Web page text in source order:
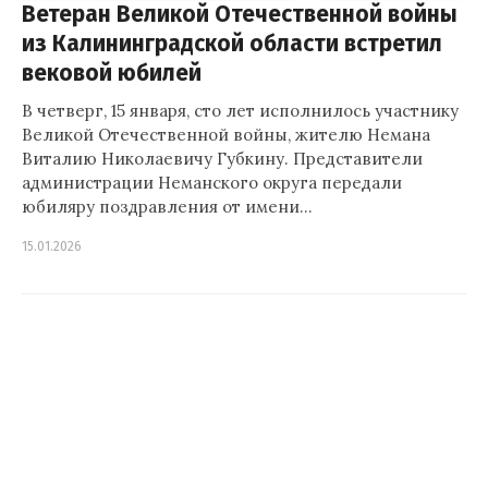
Ветеран Великой Отечественной войны
из Калининградской области встретил
вековой юбилей
В четверг, 15 января, сто лет исполнилось участнику
Великой Отечественной войны, жителю Немана
Виталию Николаевичу Губкину. Представители
администрации Неманского округа передали
юбиляру поздравления от имени…
15.01.2026